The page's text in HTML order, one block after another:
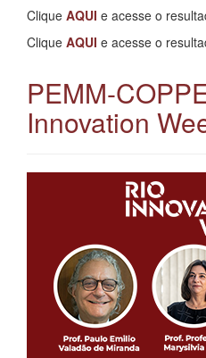
Clique AQUI e acesse o
Clique AQUI e acesse o
PEMM-
Innovation